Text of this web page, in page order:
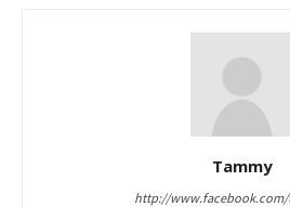
Tammy
http://